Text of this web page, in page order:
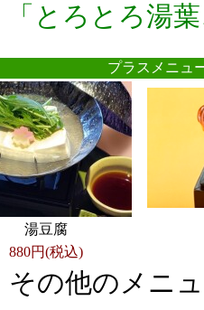
「とろとろ湯
プラスメニ
湯豆腐
880円(税込)
その他のメニ